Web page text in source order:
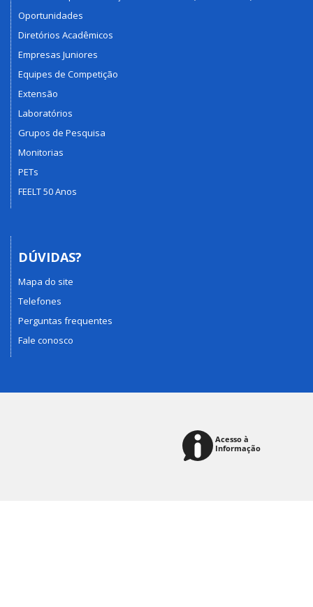
Oportunidades
Diretórios Acadêmicos
Empresas Juniores
Equipes de Competição
Extensão
Laboratórios
Grupos de Pesquisa
Monitorias
PETs
FEELT 50 Anos
DÚVIDAS?
Mapa do site
Telefones
Perguntas frequentes
Fale conosco